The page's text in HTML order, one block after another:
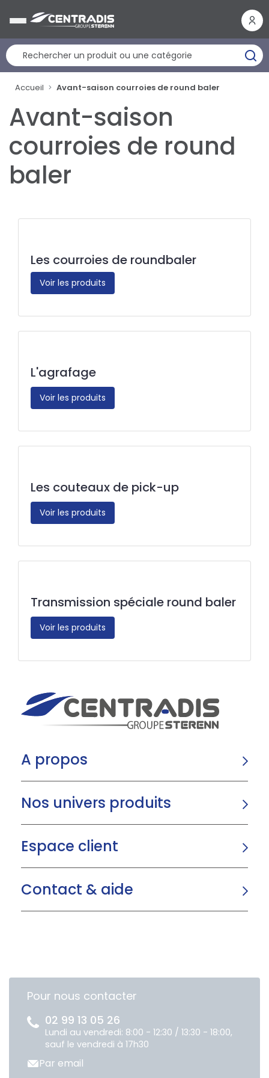
Accueil Avant-saison courroies de round baler
Avant-saison
courroies de round
baler
Les courroies de roundbaler
Voir les produits
L'agrafage
Voir les produits
Les couteaux de pick-up
Voir les produits
Transmission spéciale round baler
Voir les produits
A propos
Nos univers produits
Espace client
Contact & aide
Pour nous contacter
02 99 13 05 26
Lundi au vendredi: 8:00 - 12:30 / 13:30 - 18:00,
sauf le vendredi à 17h30
Par email